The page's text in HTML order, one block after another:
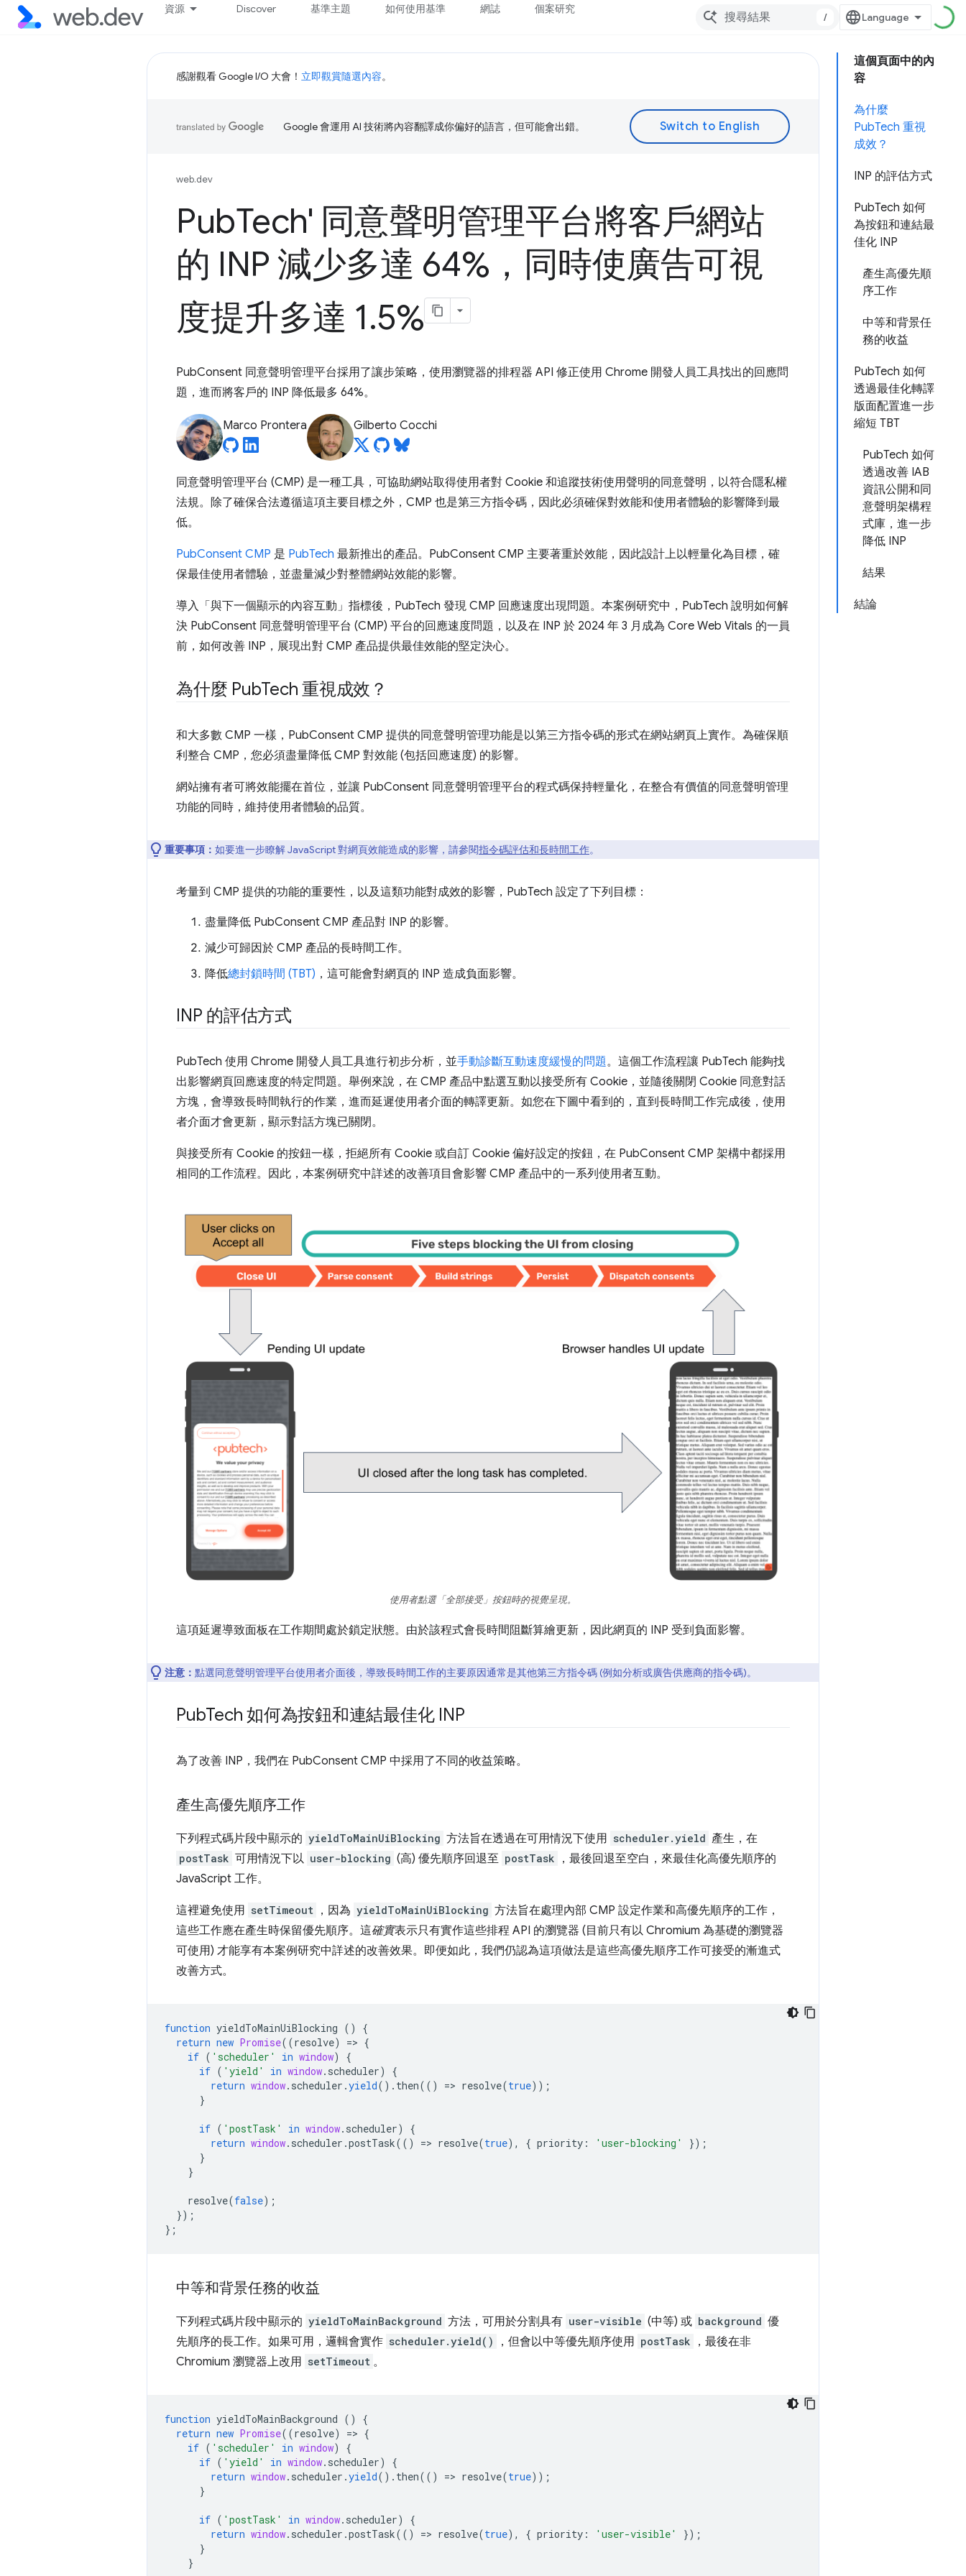
資源 Discover 基準主題 如何使用基準 網誌 個案研究
/
這個頁面中的內
容
為什麼
PubTech 重視
成效？
INP 的評估方式
PubTech 如何
為按鈕和連結最
佳化 INP
產生高優先順
序工作
中等和背景任
務的收益
PubTech 如何
透過最佳化轉譯
版面配置進一步
縮短 TBT
PubTech 如何
透過改善 IAB
資訊公開和同
意聲明架構程
式庫，進一步
降低 INP
結果
結論
感謝觀看 Google I/O 大會！ 立即觀賞隨選內容。
Google 會運用 AI 技術將內容翻譯成你偏好的語言，但可能會出錯。
web.dev
PubTech' 同意聲明管理平台將客戶網站
的 INP 減少多達 64%，同時使廣告可視
度提升多達 1.5%
PubConsent 同意聲明管理平台採用了讓步策略，使用瀏覽器的排程器 API 修正使用 Chrome 開發人員工具找出的回應問
題，進而將客戶的 INP 降低最多 64%。
Marco Prontera Gilberto Cocchi
同意聲明管理平台 (CMP) 是一種工具，可協助網站取得使用者對 Cookie 和追蹤技術使用聲明的同意聲明，以符合隱私權
法規。除了確保合法遵循這項主要目標之外，CMP 也是第三方指令碼，因此必須確保對效能和使用者體驗的影響降到最
低。
PubConsent CMP 是 PubTech 最新推出的產品。PubConsent CMP 主要著重於效能，因此設計上以輕量化為目標，確
保最佳使用者體驗，並盡量減少對整體網站效能的影響。
導入「與下一個顯示的內容互動」 指標後，PubTech 發現 CMP 回應速度出現問題。本案例研究中，PubTech 說明如何解
決 PubConsent 同意聲明管理平台 (CMP) 平台的回應速度問題，以及在 INP 於 2024 年 3 月成為 Core Web Vitals 的一員
前，如何改善 INP，展現出對 CMP 產品提供最佳效能的堅定決心。
為什麼 PubTech 重視成效？
和大多數 CMP 一樣，PubConsent CMP 提供的同意聲明管理功能是以第三方指令碼的形式在網站網頁上實作。為確保順
利整合 CMP，您必須盡量降低 CMP 對效能 (包括回應速度) 的影響。
網站擁有者可將效能擺在首位，並讓 PubConsent 同意聲明管理平台的程式碼保持輕量化，在整合有價值的同意聲明管理
功能的同時，維持使用者體驗的品質。
重要事項： 如要進一步瞭解 JavaScript 對網頁效能造成的影響，請參閱指令碼評估和長時間工作。
考量到 CMP 提供的功能的重要性，以及這類功能對成效的影響，PubTech 設定了下列目標：
盡量降低 PubConsent CMP 產品對 INP 的影響。
減少可歸因於 CMP 產品的長時間工作。
降低總封鎖時間 (TBT) ，這可能會對網頁的 INP 造成負面影響。
INP 的評估方式
PubTech 使用 Chrome 開發人員工具進行初步分析，並手動診斷互動速度緩慢的問題。這個工作流程讓 PubTech 能夠找
出影響網頁回應速度的特定問題。舉例來說，在 CMP 產品中點選互動以接受所有 Cookie，並隨後關閉 Cookie 同意對話
方塊，會導致長時間執行的作業，進而延遲使用者介面的轉譯更新。如您在下圖中看到的，直到長時間工作完成後，使用
者介面才會更新，顯示對話方塊已關閉。
與接受所有 Cookie 的按鈕一樣，拒絕所有 Cookie 或自訂 Cookie 偏好設定的按鈕，在 PubConsent CMP 架構中都採用
相同的工作流程。因此，本案例研究中詳述的改善項目會影響 CMP 產品中的一系列使用者互動。
使用者點選「全部接受」按鈕時的視覺呈現。
這項延遲導致面板在工作期間處於鎖定狀態。由於該程式會長時間阻斷算繪更新，因此網頁的 INP 受到負面影響。
注意： 點選同意聲明管理平台使用者介面後，導致長時間工作的主要原因通常是其他第三方指令碼 (例如分析或廣告供應商的指令碼)。
PubTech 如何為按鈕和連結最佳化 INP
為了改善 INP，我們在 PubConsent CMP 中採用了不同的收益策略。
產生高優先順序工作
下列程式碼片段中顯示的 yieldToMainUiBlocking 方法旨在透過在可用情況下使用 scheduler.yield 產生，在
postTask 可用情況下以 user-blocking (高) 優先順序回退至 postTask
，最後回退至空白，來最佳化高優先順序的
JavaScript 工作。
這裡避免使用 setTimeout ，因為 yieldToMainUiBlocking 方法旨在處理內部 CMP 設定作業和高優先順序的工作，
這些工作應在產生時保留優先順序。這確實表示只有實作這些排程 API 的瀏覽器 (目前只有以 Chromium 為基礎的瀏覽器
可使用) 才能享有本案例研究中詳述的改善效果。即便如此，我們仍認為這項做法是這些高優先順序工作可接受的漸進式
改善方式。
function yieldToMainUiBlocking ()
{
return new Promise((resolve) => {
if ( 'scheduler' in window)
{
if ( 'yield' in window. scheduler)
{
return window. scheduler .yield(). then(() => resolve(true));
}
if ( 'postTask' in window. scheduler)
{
return window. scheduler .postTask(() => resolve(true), { priority : 'user-blocking'
});
}
}
resolve(false);
});
};
中等和背景任務的收益
下列程式碼片段中顯示的 yieldToMainBackground 方法，可用於分割具有 user-visible (中等) 或 background 優
先順序的長工作。如果可用，邏輯會實作 scheduler.yield() ，但會以中等優先順序使用 postTask
，最後在非
Chromium 瀏覽器上改用 setTimeout 。
function yieldToMainBackground ()
{
return new Promise((resolve) => {
if ( 'scheduler' in window)
{
if ( 'yield' in window. scheduler)
{
return window. scheduler .yield(). then(() => resolve(true));
}
if ( 'postTask' in window. scheduler)
{
return window. scheduler .postTask(() => resolve(true), { priority : 'user-visible'
});
}
}